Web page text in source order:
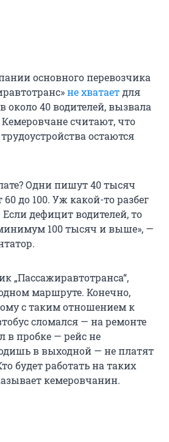
основного перевозчика
не хватаетдля
около 40 водителей, вызвала
считают, что
остаются
Одни пишут 40 тысяч
до 100. Уж какой-то разбег
дефицит водителей, то
100 тысяч и выше», —
„Пассажиравтотранса“,
маршруте. Конечно,
с таким отношением к
сломался — на ремонте
в пробке — рейс не
в выходной — не платят
будет работать на таких
кемеровчанин.